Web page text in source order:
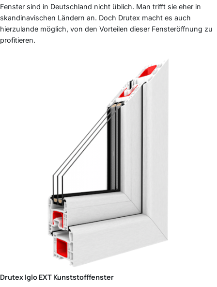
Fenster sind in Deutschland nicht üblich. Man trifft sie eher in
skandinavischen Ländern an. Doch Drutex macht es auch
hierzulande möglich, von den Vorteilen dieser Fensteröffnung zu
profitieren.
Drutex Iglo EXT Kunststofffenster